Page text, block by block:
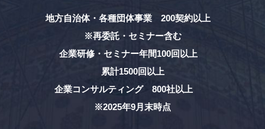
地方自治体・各種団体事業 200契約以上
※再委託・セミナー含む
企業研修・セミナー年間100回以上
累計1500回以上
企業コンサルティング 800社以上
※2025年9月末時点